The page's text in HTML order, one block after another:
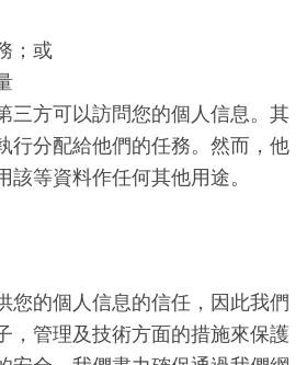
；或
三方可以訪問您的個人信息。其
行分配給他們的任務。然而，他
等資料作任何其他用途。
您的個人信息的信任，因此我們
，管理及技術方面的措施來保護